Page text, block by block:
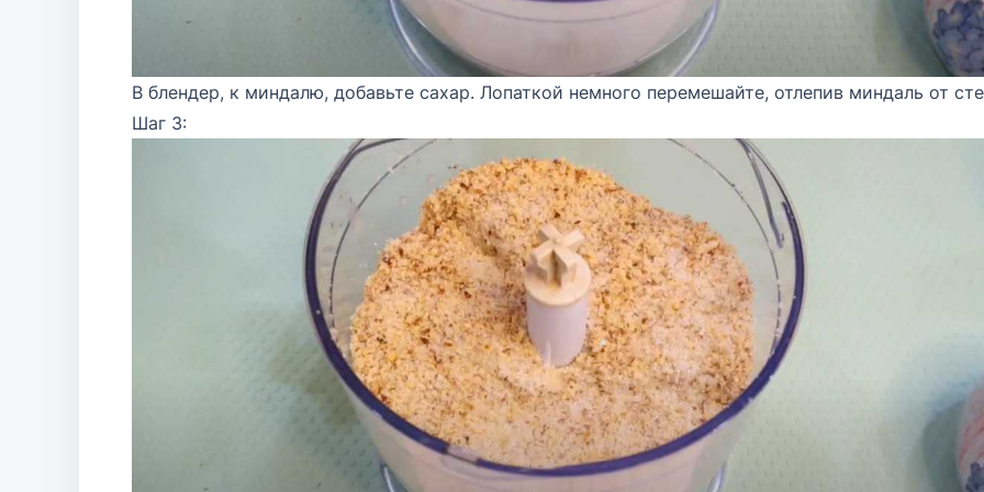
В блендер, к миндалю, добавьте сахар. Лопаткой немного перемешайте, отлепив миндаль от
Шаг 3: